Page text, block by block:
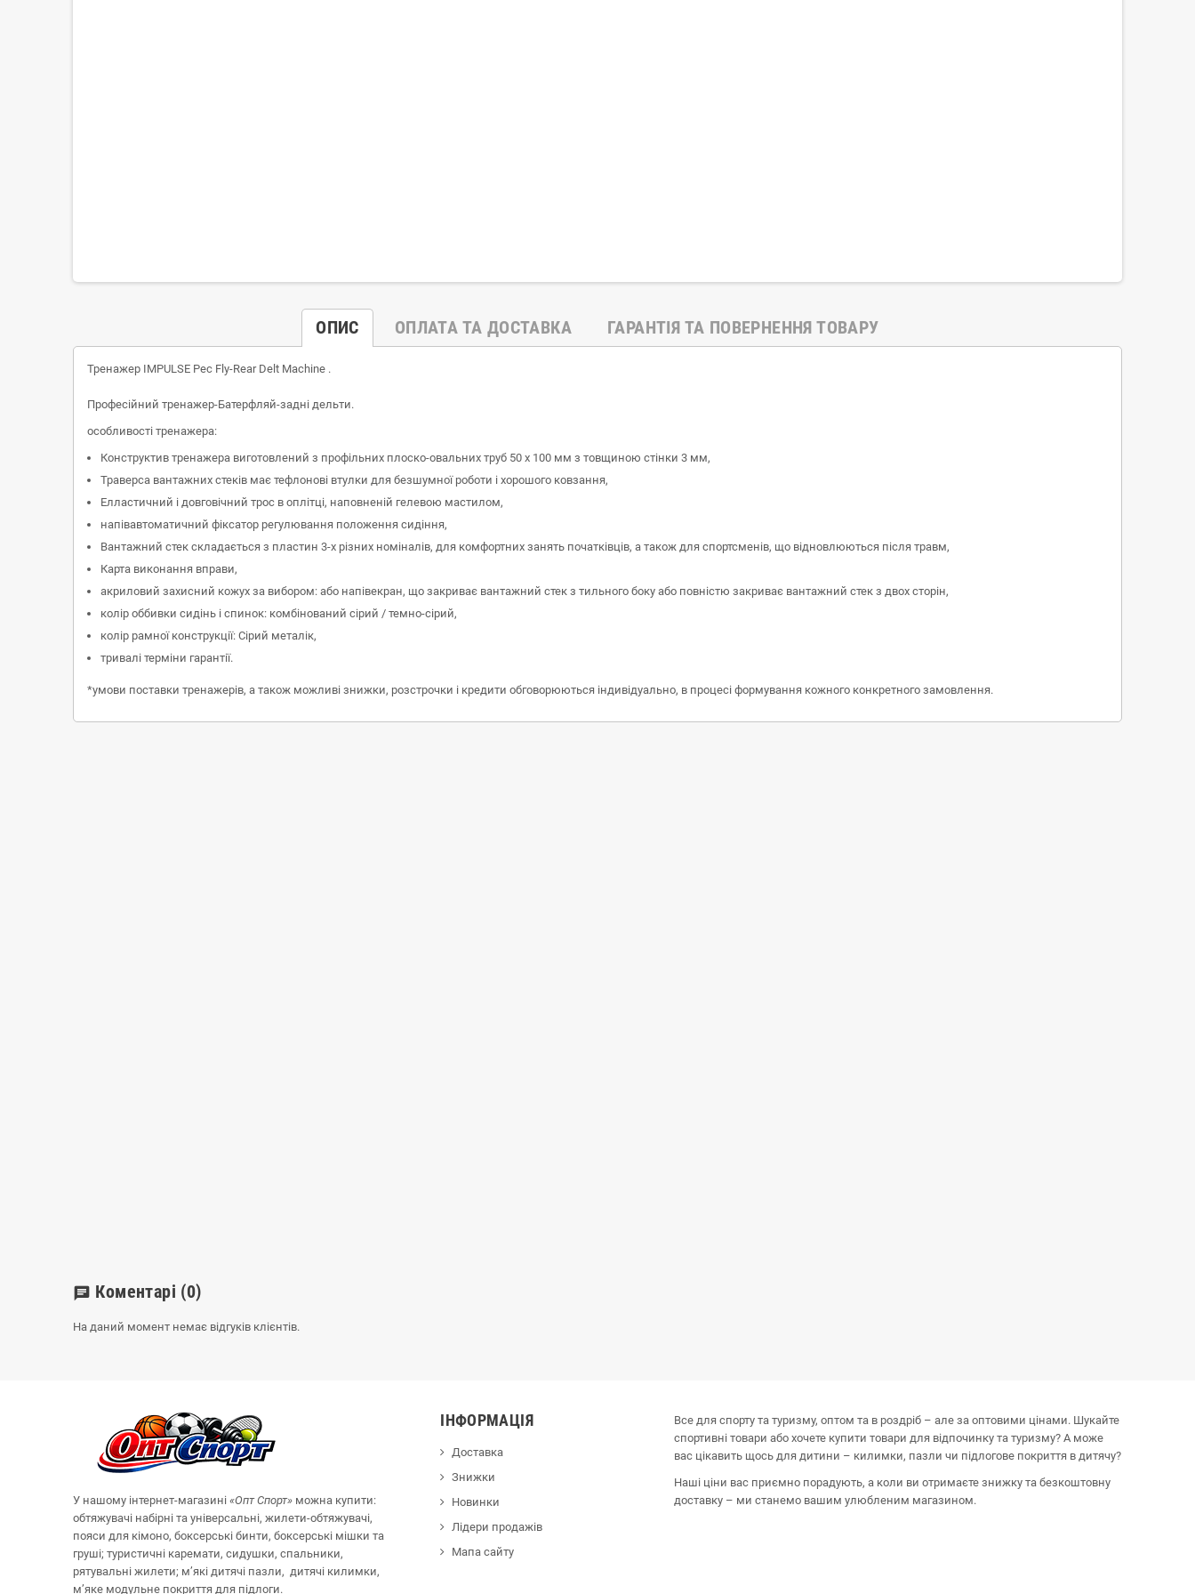
ОПИС ОПЛАТА ТА ДОСТАВКА ГАРАНТІЯ ТА ПОВЕРНЕННЯ ТОВАРУ
Тренажер IMPULSE Pec Fly-Rear Delt Machine .
Професійний тренажер-Батерфляй-задні дельти.
особливості тренажера:
Конструктив тренажера виготовлений з профільних плоско-овальних труб 50 х 100 мм з товщиною стінки 3 мм,
Траверса вантажних стеків має тефлонові втулки для безшумної роботи і хорошого ковзання,
Елластичний і довговічний трос в оплітці, наповненій гелевою мастилом,
напівавтоматичний фіксатор регулювання положення сидіння,
Вантажний стек складається з пластин 3-х різних номіналів, для комфортних занять початківців, а також для спортсменів, що відновлюються після травм,
Карта виконання вправи,
акриловий захисний кожух за вибором: або напівекран, що закриває вантажний стек з тильного боку або повністю закриває вантажний стек з двох сторін,
колір оббивки сидінь і спинок: комбінований сірий / темно-сірий,
колір рамної конструкції: Сірий металік,
тривалі терміни гарантії.
*умови поставки тренажерів, а також можливі знижки, розстрочки і кредити обговорюються індивідуально, в процесі формування кожного конкретного замовлення.
chat Коментарі (0)
На даний момент немає відгуків клієнтів.
У нашому інтернет-магазині «ОптСпорт» можна купити:
обтяжувачі набірні та універсальні, жилети-обтяжувачі,
пояси для кімоно, боксерські бинти, боксерські мішки та
груші; туристичні каремати, сидушки, спальники,
рятувальні жилети; м’які дитячі пазли, дитячі килимки,
м’яке модульне покриття для підлоги.
ІНФОРМАЦІЯ
Доставка
Знижки
Новинки
Лідери продажів
Мапа сайту
Все для спорту та туризму, оптом та в роздріб – але за оптовими цінами. Шукайте
спортивні товари або хочете купити товари для відпочинку та туризму? А може
вас цікавить щось для дитини – килимки, пазли чи підлогове покриття в дитячу?
Наші ціни вас приємно порадують, а коли ви отримаєте знижку та безкоштовну
доставку – ми станемо вашим улюбленим магазином.